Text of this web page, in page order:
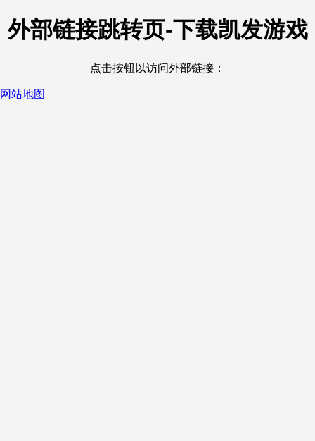
外部链接跳转页-下载凯发游戏
点击按钮以访问外部链接：
网站地图